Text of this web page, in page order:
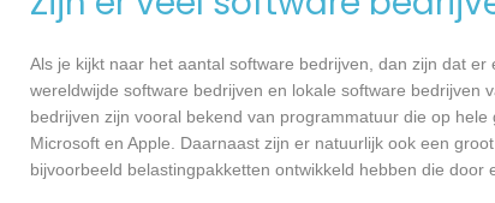
Als je kijkt naar het aantal software bedrijven, dan zijn dat
wereldwijde software bedrijven en lokale software bedrijven
bedrijven zijn vooral bekend van programmatuur die op
Microsoft en Apple. Daarnaast zijn er natuurlijk ook een
bijvoorbeeld belastingpakketten ontwikkeld hebben die